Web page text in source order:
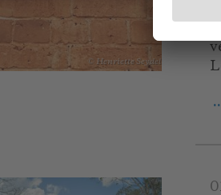
© Henriette Seydel